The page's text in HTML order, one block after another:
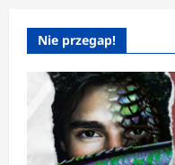
Nie przegap!